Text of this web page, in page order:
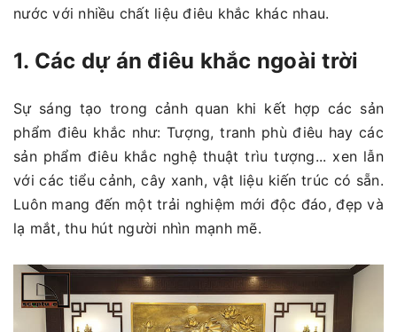
nước với nhiều chất liệu điêu khắc khác nhau.
1. Các dự án điêu khắc ngoài trời
Sự sáng tạo trong cảnh quan khi kết hợp các sản
phẩm điêu khắc như: Tượng, tranh phù điêu hay các
sản phẩm điêu khắc nghệ thuật trìu tượng... xen lẫn
với các tiểu cảnh, cây xanh, vật liệu kiến trúc có sẵn.
Luôn mang đến một trải nghiệm mới độc đáo, đẹp và
lạ mắt, thu hút người nhìn mạnh mẽ.